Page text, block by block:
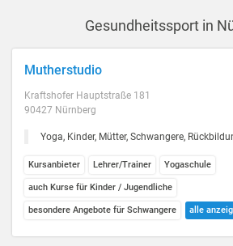
Gesundheitssport in
Mutherstudio
Kraftshofer Hauptstraße 181
90427 Nürnberg
Yoga, Kinder, Mütter, Schwangere,
Kursanbieter Lehrer/Trainer Yogaschule
auch Kurse für Kinder / Jugendliche
besondere Angebote für Schwangere alle